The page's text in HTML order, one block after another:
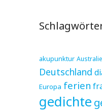
akupunktur
Deutschland
Europa ferien
gedichte